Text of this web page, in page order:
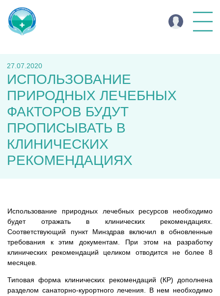
27.07.2020
ИСПОЛЬЗОВАНИЕ
ПРИРОДНЫХ ЛЕЧЕБНЫХ
ФАКТОРОВ БУДУТ
ПРОПИСЫВАТЬ В
КЛИНИЧЕСКИХ
РЕКОМЕНДАЦИЯХ
Использование природных лечебных ресурсов необходимо
будет отражать в клинических рекомендациях.
Соответствующий пункт Минздрав включил в обновленные
требования к этим документам. При этом на разработку
клинических рекомендаций целиком отводится не более 8
месяцев.
Типовая форма клинических рекомендаций (КР) дополнена
разделом санаторно-курортного лечения. В нем необходимо